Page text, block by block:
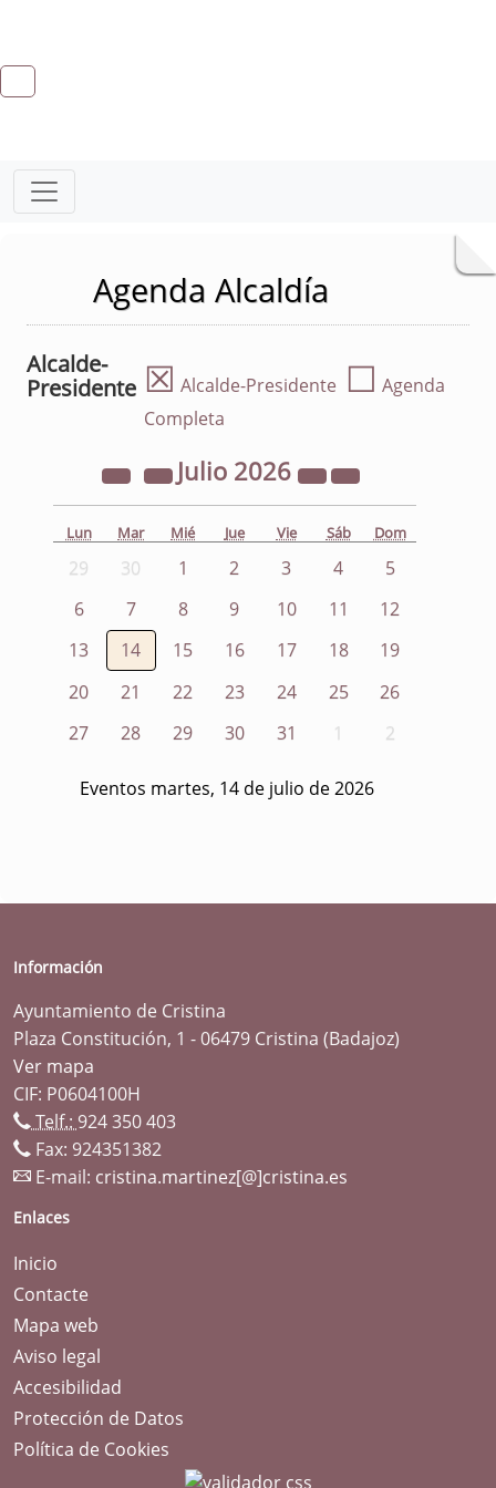
Agenda Alcaldía
Alcalde-
Presidente ☒ Alcalde-Presidente ☐ Agenda
Completa
Julio 2026
Lun Mar Mié Jue Vie Sáb Dom
29 30 1 2 3 4
5
6
7 8 9 10 11
12
13
14 15 16 17 18
19
20
21 22 23 24 25
26
27
28 29 30 31 1 2
Eventos martes, 14 de julio de 2026
Información
Ayuntamiento de Cristina
Plaza Constitución, 1 - 06479 Cristina (Badajoz)
Ver mapa
CIF: P0604100H
Telf.: 924 350 403
Fax: 924351382
E-mail: cristina.martinez[@]cristina.es
Enlaces
Inicio
Contacte
Mapa web
Aviso legal
Accesibilidad
Protección de Datos
Política de Cookies